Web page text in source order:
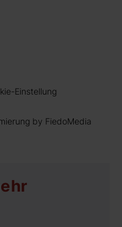
Einstellung
by FiedoMedia